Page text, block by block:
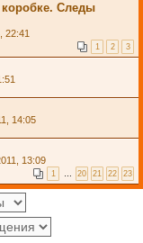
Следы
22:41
1 2 3
14:05
13:09
1 … 20 21 22 23